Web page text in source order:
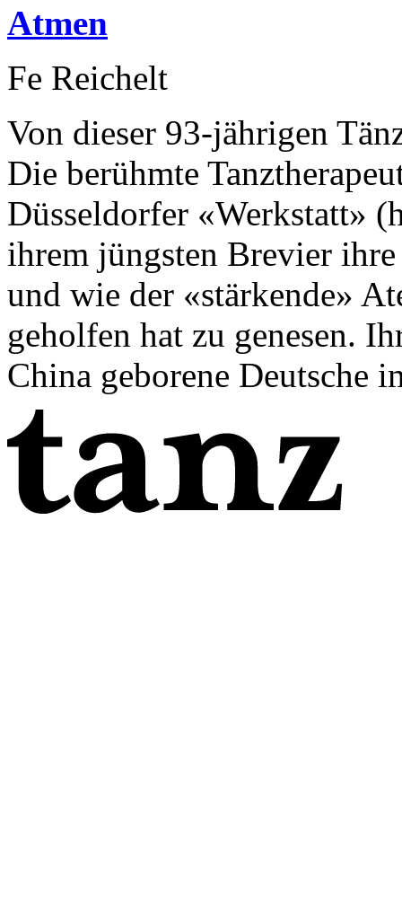
Atmen
Fe Reichelt
Von dieser 93-jährigen
Die berühmte
Düsseldorfer «Werkstatt»
ihrem jüngsten Brevier ihre
und wie der «stärkende»
geholfen hat zu genesen.
China geborene Deutsche